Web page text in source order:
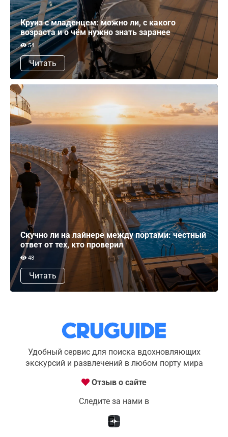
Круиз с младенцем: можно ли, с какого
возраста и о чём нужно знать заранее
54
Читать
Скучно ли на лайнере между портами: честный
ответ от тех, кто проверил
48
Читать
Удобный сервис для поиска вдохновляющих
экскурсий и развлечений в любом порту мира
Отзыв о сайте
Следите за нами в